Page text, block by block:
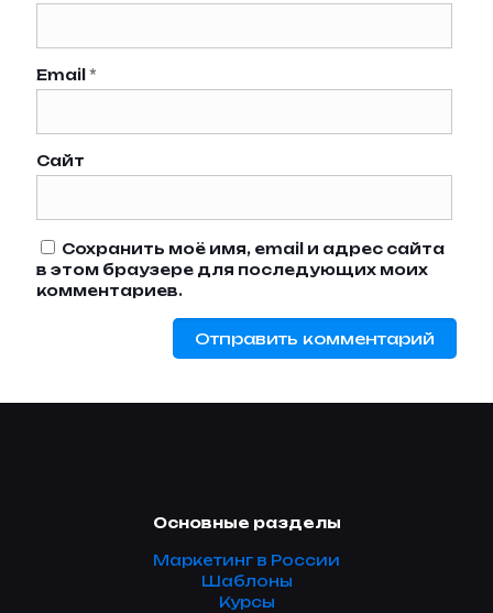
Email *
Сайт
Сохранить моё имя, email и адрес сайта
в этом браузере для последующих моих
комментариев.
Основные разделы
Маркетинг в России
Шаблоны
Курсы